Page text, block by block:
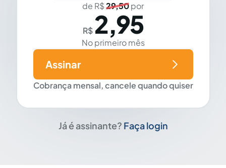
de R$29,50por
R$ 2,95
No primeiro mês
Cobrança mensal, cancele quando quiser
Assinar
Já é assinante? Faça login